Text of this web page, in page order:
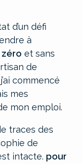
d’un défi
à
zéro et sans
de
commencé
mes
mon emploi.
traces des
de
intacte. pour